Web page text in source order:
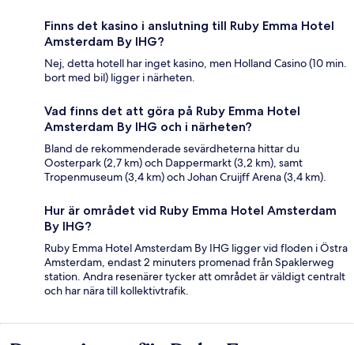
Finns det kasino i anslutning till Ruby Emma Hotel
Amsterdam By IHG?
Nej, detta hotell har inget kasino, men Holland Casino (10 min.
bort med bil) ligger i närheten.
Vad finns det att göra på Ruby Emma Hotel
Amsterdam By IHG och i närheten?
Bland de rekommenderade sevärdheterna hittar du
Oosterpark (2,7 km) och Dappermarkt (3,2 km), samt
Tropenmuseum (3,4 km) och Johan Cruijff Arena (3,4 km).
Hur är området vid Ruby Emma Hotel Amsterdam
By IHG?
Ruby Emma Hotel Amsterdam By IHG ligger vid floden i Östra
Amsterdam, endast 2 minuters promenad från Spaklerweg
station. Andra resenärer tycker att området är väldigt centralt
och har nära till kollektivtrafik.